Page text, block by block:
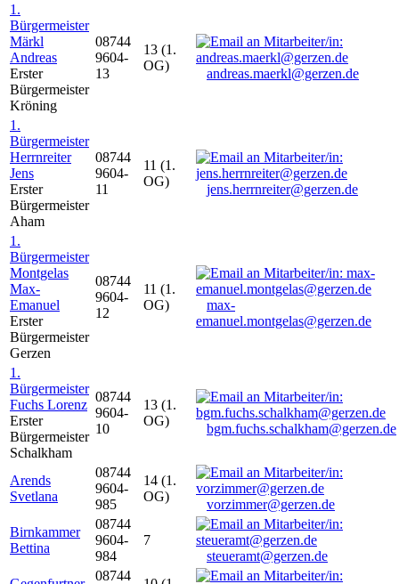
1.
Bürgermeister
Märkl
Andreas
Erster
Bürgermeister
Kröning
08744
9604-
13
13 (1.
OG)
andreas.maerkl@gerzen.de
1.
Bürgermeister
Herrnreiter
Jens
Erster
Bürgermeister
Aham
08744
9604-
11
11 (1.
OG)
jens.herrnreiter@gerzen.de
1.
Bürgermeister
Montgelas
Max-
Emanuel
Erster
Bürgermeister
Gerzen
08744
9604-
12
11 (1.
OG)
max-
emanuel.montgelas@gerzen.de
1.
Bürgermeister
Fuchs Lorenz
Erster
Bürgermeister
Schalkham
08744
9604-
10
13 (1.
OG)
bgm.fuchs.schalkham@gerzen.de
Arends
Svetlana
08744
9604-
985
14 (1.
OG)
vorzimmer@gerzen.de
Birnkammer
Bettina
08744
9604-
984
7
steueramt@gerzen.de
08744